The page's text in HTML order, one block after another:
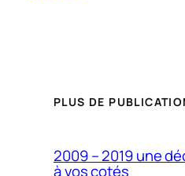
PLUS DE
2009 – 2019 une
à vos cotés